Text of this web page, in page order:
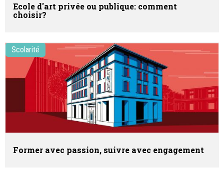
Ecole d'art privée ou publique: comment
choisir?
Scolarité
Former avec passion, suivre avec engagement